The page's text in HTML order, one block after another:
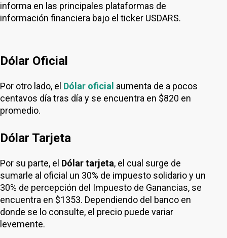
informa en las principales plataformas de
información financiera bajo el ticker USDARS.
Dólar Oficial
Por otro lado, el Dólar oficial aumenta de a pocos
centavos día tras día y se encuentra en $820 en
promedio.
Dólar Tarjeta
Por su parte, el Dólar tarjeta, el cual surge de
sumarle al oficial un 30% de impuesto solidario y un
30% de percepción del Impuesto de Ganancias, se
encuentra en $1353. Dependiendo del banco en
donde se lo consulte, el precio puede variar
levemente.